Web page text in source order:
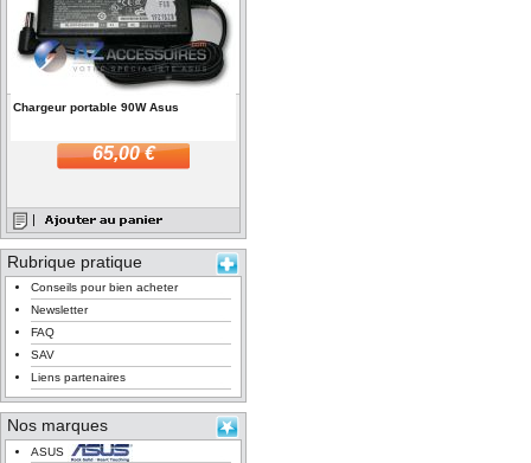
Chargeur portable 90W Asus
65,00 €
Rubrique pratique
Conseils pour bien acheter
Newsletter
FAQ
SAV
Liens partenaires
Nos marques
ASUS